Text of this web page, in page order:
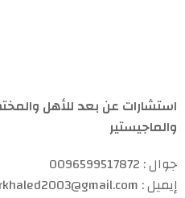
استشارات عن بعد للأهل
والماجيستير
جوال : 0096599517872
إيميل : samarkhaled2003@gmail.com